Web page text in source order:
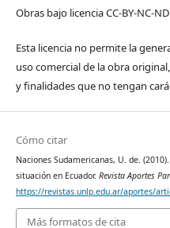
Obras bajo licencia CC-BY-NC-ND
Esta licencia no permite la
uso comercial de la obra
y finalidades que no tengan
Cómo citar
Naciones Sudamericanas, U. de.
situación en Ecuador. Revista Aportes
https://revistas.unlp.edu.ar/aportes/
Más formatos de cita